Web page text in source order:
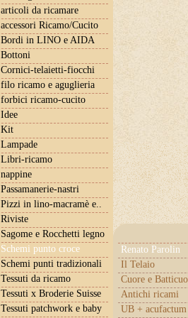
articoli da ricamare
accessori Ricamo/Cucito
Bordi in LINO e AIDA
Bottoni
Cornici-telaietti-fiocchi
filo ricamo e aguglieria
forbici ricamo-cucito
Idee
Kit
Lampade
Libri-ricamo
nappine
Passamanerie-nastri
Pizzi in lino-macramè e..
Riviste
Sagome e Rocchetti legno
Schemi punto croce
Renato Parolin
Il Telaio
Cuore e
Antichi ricami
UB +
Schemi punti tradizionali
Tessuti da ricamo
Tessuti x Broderie Suisse
Tessuti patchwork e baby